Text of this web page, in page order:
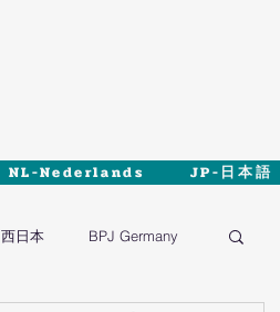
NL-Nederlands JP-日本語
西日本 BPJ Germany